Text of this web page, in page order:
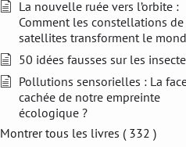
La nouvelle ruée vers l’orbite :
Comment les constellations de
satellites transforment le
50 idées fausses sur les
Pollutions sensorielles : La
cachée de notre empreinte
écologique ?
Montrer tous les livres ( 332 )